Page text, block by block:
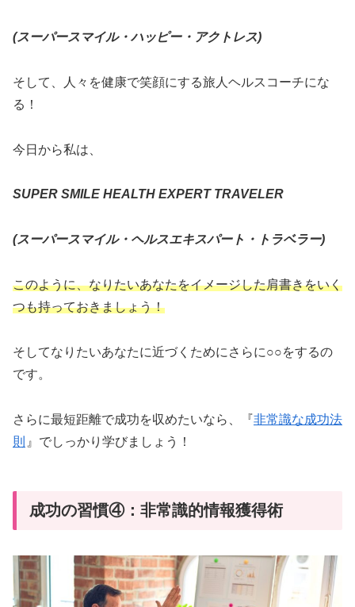
(スーパースマイル・ハッピー・アクトレス)
そして、人々を健康で笑顔にする旅人ヘルスコーチにな
る！
今日から私は、
SUPER SMILE HEALTH EXPERT TRAVELER
(スーパースマイル・ヘルスエキスパート・トラベラー)
このように、なりたいあなたをイメージした肩書きをいく
つも持っておきましょう！
そしてなりたいあなたに近づくためにさらに○○をするの
です。
さらに最短距離で成功を収めたいなら、『非常識な成功法
則 』でしっかり学びましょう！
成功の習慣④：非常識的情報獲得術